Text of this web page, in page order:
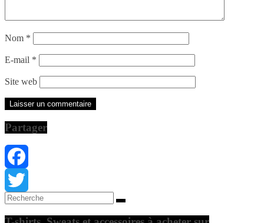
Nom *
E-mail *
Site web
Partager
Facebook
Twitter